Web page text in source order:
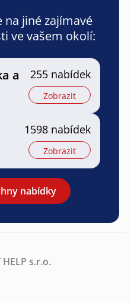
na jiné zajímavé
ve vašem okolí:
a
255 nabídek
Zobrazit
1598 nabídek
Zobrazit
nabídky
HELP s.r.o.